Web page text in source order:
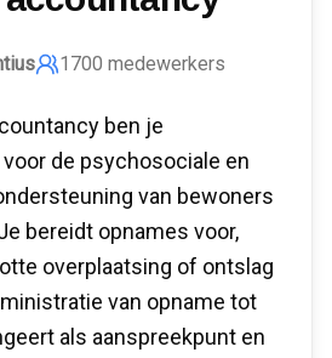
1700 medewerkers
ben je
de psychosociale en
van bewoners
bereidt opnames voor,
overplaatsing of ontslag
van opname tot
als aanspreekpunt en